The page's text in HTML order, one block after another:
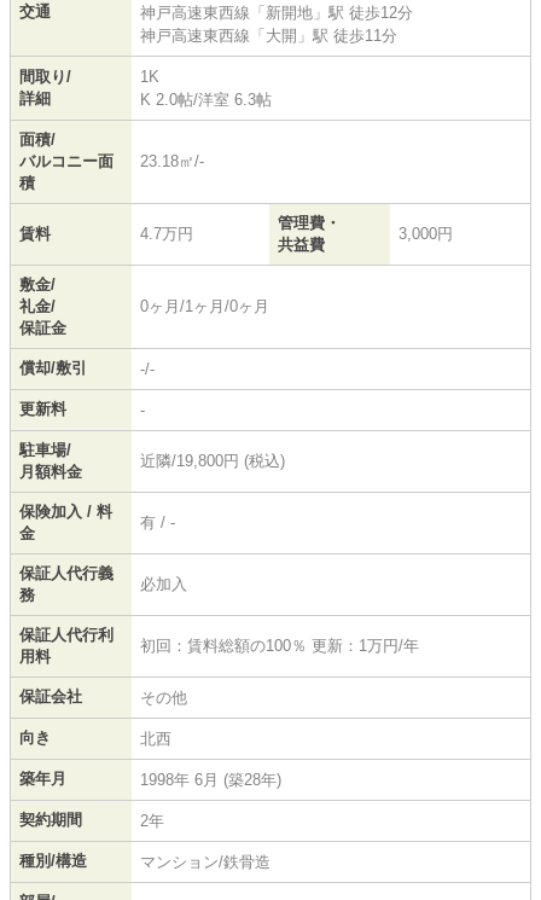
交通
神戸高速東西線 「 新開地 」駅 徒歩12分
神戸高速東西線 「 大開 」駅 徒歩11分
間取り/
詳細
1K
K 2.0帖/洋室 6.3帖
面積/
バルコニー面
積
23.18㎡/-
賃料 4.7万円
管理費・
共益費
3,000円
敷金/
礼金/
保証金
0ヶ月/1ヶ月/0ヶ月
償却/敷引 -/-
更新料 -
駐車場/
月額料金
近隣/19,800円 (税込)
保険加入 / 料
金
有 / -
保証人代行義
務
必加入
保証人代行利
用料
初回：賃料総額の100％ 更新：1万円/年
保証会社 その他
向き 北西
築年月 1998年 6月 (築28年)
契約期間 2年
種別/構造 マンション/鉄骨造